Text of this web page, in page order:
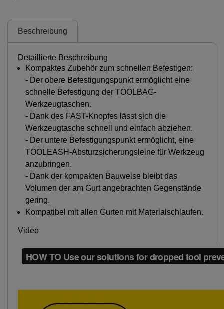
Beschreibung
Detaillierte Beschreibung
Kompaktes Zubehör zum schnellen Befestigen:
- Der obere Befestigungspunkt ermöglicht eine
schnelle Befestigung der TOOLBAG-
Werkzeugtaschen.
- Dank des FAST-Knopfes lässt sich die
Werkzeugtasche schnell und einfach abziehen.
- Der untere Befestigungspunkt ermöglicht, eine
TOOLEASH-Absturzsicherungsleine für Werkzeug
anzubringen.
- Dank der kompakten Bauweise bleibt das
Volumen der am Gurt angebrachten Gegenstände
gering.
Kompatibel mit allen Gurten mit Materialschlaufen.
Video